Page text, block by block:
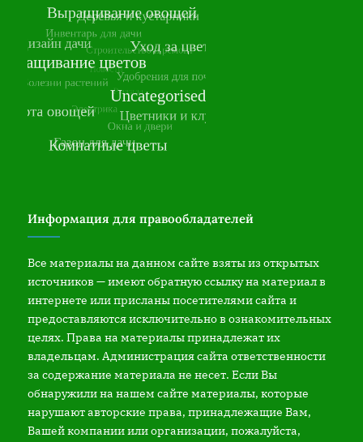
Информация для правообладателей
Все материалы на данном сайте взяты из открытых
источников — имеют обратную ссылку на материал в
интернете или присланы посетителями сайта и
предоставляются исключительно в ознакомительных
целях. Права на материалы принадлежат их
владельцам. Администрация сайта ответственности
за содержание материала не несет. Если Вы
обнаружили на нашем сайте материалы, которые
нарушают авторские права, принадлежащие Вам,
Вашей компании или организации, пожалуйста,